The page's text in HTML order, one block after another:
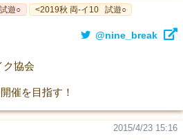
試遊○ <2019秋 両-イ10 試遊○
@nine_break
ク協会
催を目指す！
2015/4/23 15:16